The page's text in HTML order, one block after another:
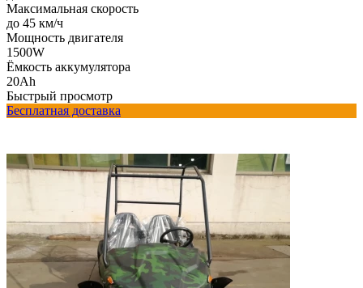
Максимальная скорость
до 45 км/ч
Мощность двигателя
1500W
Ёмкость аккумулятора
20Ah
Быстрый просмотр
Бесплатная доставка